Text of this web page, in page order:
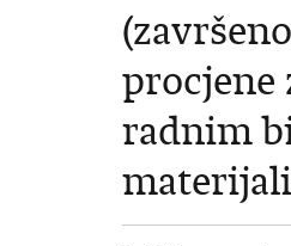
procjene
radnim